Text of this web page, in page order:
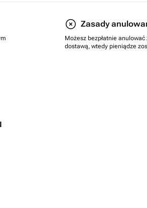
Zasady
Możesz bezpłatnie
dostawą, wtedy pieniądze